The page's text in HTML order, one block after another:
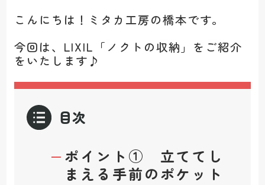
こんにちは！ミタカ工房の橋本です。
今回は、LIXIL「ノクトの収納」をご紹介
をいたします♪
目次
ポイント① 立ててし
まえる手前のポケット